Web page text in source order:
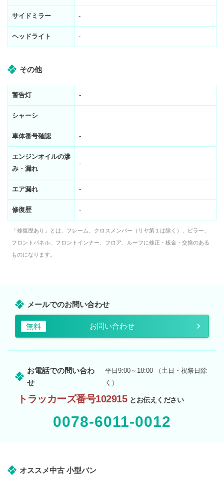
サイドミラー -
ヘッドライト -
その他
警告灯 -
シャーシ -
車体番号確認 -
エンジンオイルの滲
み・漏れ
-
エア漏れ -
修復歴 -
「修復歴あり」とは、フレーム、クロスメンバー（リヤ第１は除く）、ピラー、
フロントパネル、フロントインナー、フロア、ルーフに修正・板金・交換のある
ものになります。
メールでのお問い合わせ
無料 お問い合わせ
お電話での問い合わ
せ
平日9:00～18:00 （土日・祝祭日除
く）
トラッカーズ番号102915 とお伝えください
0078-6011-0012
オススメ中古 小型バン